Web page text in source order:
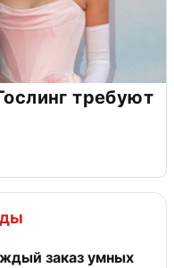
требуют
заказ умных